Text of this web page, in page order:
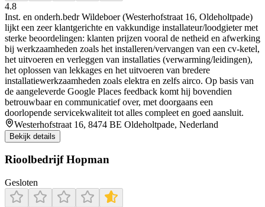
4.8
Inst. en onderh.bedr Wildeboer (Westerhofstraat 16, Oldeholtpade)
lijkt een zeer klantgerichte en vakkundige installateur/loodgieter met
sterke beoordelingen: klanten prijzen vooral de netheid en afwerking
bij werkzaamheden zoals het installeren/vervangen van een cv-ketel,
het uitvoeren en verleggen van installaties (verwarming/leidingen),
het oplossen van lekkages en het uitvoeren van bredere
installatiewerkzaamheden zoals elektra en zelfs airco. Op basis van
de aangeleverde Google Places feedback komt hij bovendien
betrouwbaar en communicatief over, met doorgaans een
doorlopende servicekwaliteit tot alles compleet en goed aansluit.
Westerhofstraat 16, 8474 BE Oldeholtpade, Nederland
Bekijk details
Rioolbedrijf Hopman
Gesloten